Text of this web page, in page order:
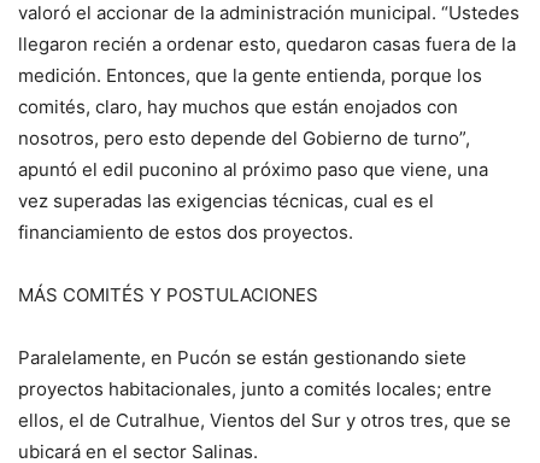
valoró el accionar de la administración municipal. “Ustedes
llegaron recién a ordenar esto, quedaron casas fuera de la
medición. Entonces, que la gente entienda, porque los
comités, claro, hay muchos que están enojados con
nosotros, pero esto depende del Gobierno de turno”,
apuntó el edil puconino al próximo paso que viene, una
vez superadas las exigencias técnicas, cual es el
financiamiento de estos dos proyectos.
MÁS COMITÉS Y POSTULACIONES
Paralelamente, en Pucón se están gestionando siete
proyectos habitacionales, junto a comités locales; entre
ellos, el de Cutralhue, Vientos del Sur y otros tres, que se
ubicará en el sector Salinas.